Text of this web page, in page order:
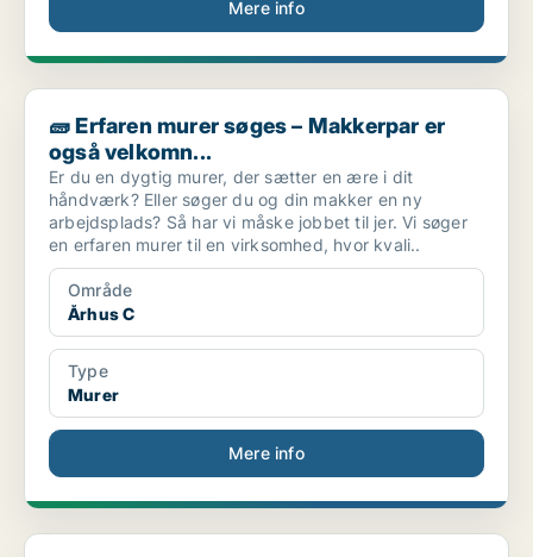
Mere info
🧱 Erfaren murer søges – Makkerpar er også velkomn...
🧱 Erfaren murer søges – Makkerpar er
også velkomn...
Er du en dygtig murer, der sætter en ære i dit
håndværk? Eller søger du og din makker en ny
arbejdsplads? Så har vi måske jobbet til jer. Vi søger
en erfaren murer til en virksomhed, hvor kvali..
Område
Århus C
Type
Murer
Mere info
Murer søges til spjældarbejde!